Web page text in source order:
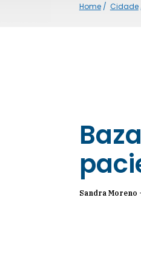
Home/ Cidade
Sandra Moreno -